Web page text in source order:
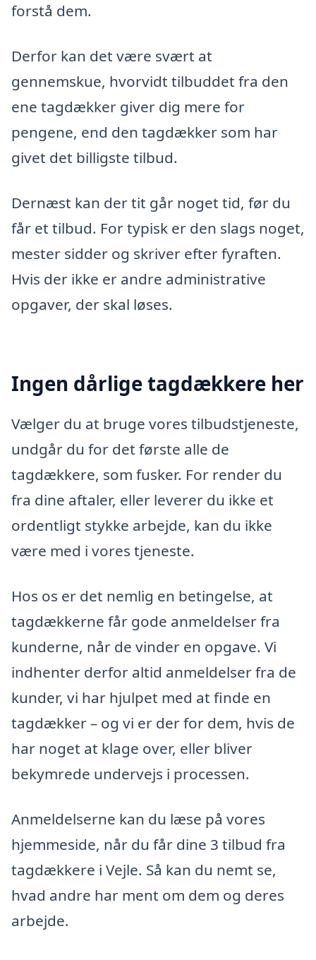
forstå dem.
Derfor kan det være svært at
gennemskue, hvorvidt tilbuddet fra den
ene tagdækker giver dig mere for
pengene, end den tagdækker som har
givet det billigste tilbud.
Dernæst kan der tit går noget tid, før du
får et tilbud. For typisk er den slags noget,
mester sidder og skriver efter fyraften.
Hvis der ikke er andre administrative
opgaver, der skal løses.
Ingen dårlige tagdækkere her
Vælger du at bruge vores tilbudstjeneste,
undgår du for det første alle de
tagdækkere, som fusker. For render du
fra dine aftaler, eller leverer du ikke et
ordentligt stykke arbejde, kan du ikke
være med i vores tjeneste.
Hos os er det nemlig en betingelse, at
tagdækkerne får gode anmeldelser fra
kunderne, når de vinder en opgave. Vi
indhenter derfor altid anmeldelser fra de
kunder, vi har hjulpet med at finde en
tagdækker – og vi er der for dem, hvis de
har noget at klage over, eller bliver
bekymrede undervejs i processen.
Anmeldelserne kan du læse på vores
hjemmeside, når du får dine 3 tilbud fra
tagdækkere i Vejle. Så kan du nemt se,
hvad andre har ment om dem og deres
arbejde.